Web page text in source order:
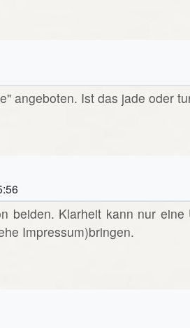
angeboten. Ist das jade oder
beiden. Klarheit kann nur
Impressum)bringen.